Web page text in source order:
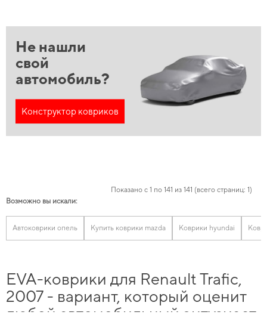
Не нашли
свой
автомобиль?
Конструктор ковриков
Показано с 1 по 141 из 141 (всего страниц: 1)
Возможно вы искали:
Автоковрики опель Купить коврики mazda Коврики hyundai
EVA-коврики для Renault Trafic,
2007 - вариант, который оценит